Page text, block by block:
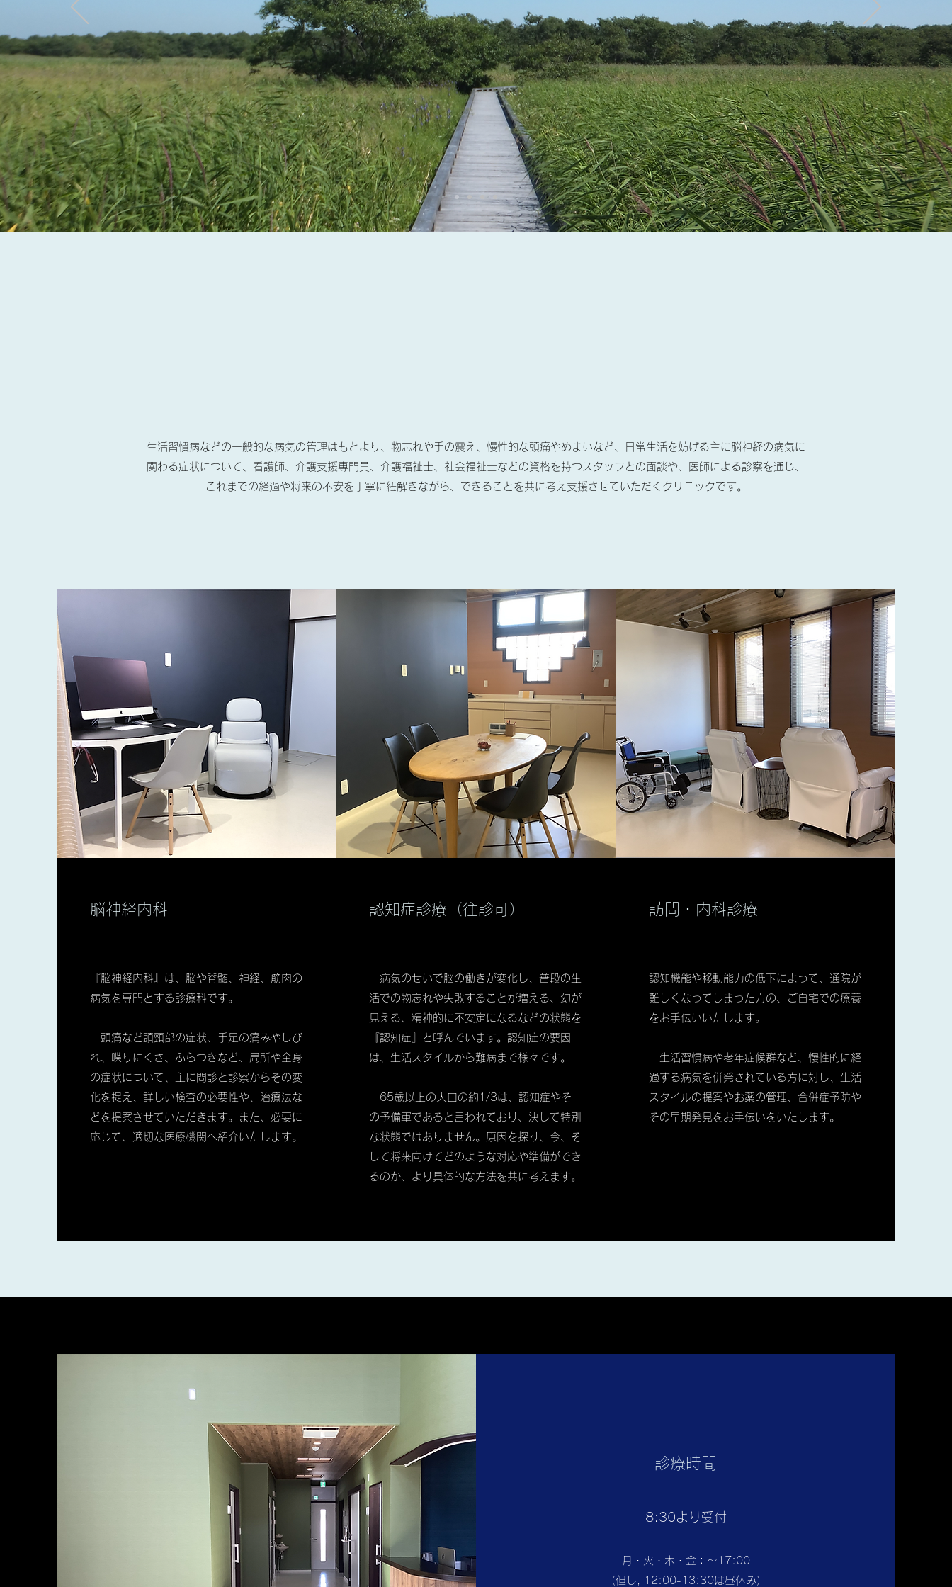
生活習慣病などの一般的な病気の管理はもとより、物忘れや手の震え、慢性的な頭痛やめまいなど、日常生活を妨げる主に脳神経の病気に
関わる症状について、看護師、介護支援専門員、介護福祉士、社会福祉士などの資格を持つスタッフとの面談や、医師による診察を通じ、
これまでの経過や将来の不安を丁寧に紐解きながら、できることを共に考え支援させていただくクリニックです。
脳神経内科
『脳神経内科』は、脳や脊髄、神経、筋肉の
病気を専門とする診療科です。
頭痛など頭頸部の症状、手足の痛みやしび
れ、喋りにくさ、ふらつきなど、局所や全身
の症状について、主に問診と診察からその変
化を捉え、詳しい検査の必要性や、治療法な
どを提案させていただきます。また、必要に
応じて、適切な医療機関へ紹介いたします。
認知症診療（往診可）
病気のせいで脳の働きが変化し、普段の生
活での物忘れや失敗することが増える、幻が
見える、精神的に不安定になるなどの状態を
『認知症』と呼んでいます。認知症の要因
は、生活スタイルから難病まで様々です。
65歳以上の人口の約1/3は、認知症やそ
の予備軍であると言われており、決して特別
な状態ではありません。原因を探り、今、そ
して将来向けてどのような対応や準備ができ
るのか、より具体的な方法を共に考えます。
訪問・内科診療
認知機能や移動能力の低下によって、通院が
難しくなってしまった方の、ご自宅での療養
をお手伝いいたします。
生活習慣病や老年症候群など、慢性的に経
過する病気を併発されている方に対し、生活
スタイルの提案やお薬の管理、合併症予防や
その早期発見をお手伝いをいたします。
診療時間
8:30より受付
月・火・木・金：〜17:00
（但し, 12:00-13:30は昼休み）